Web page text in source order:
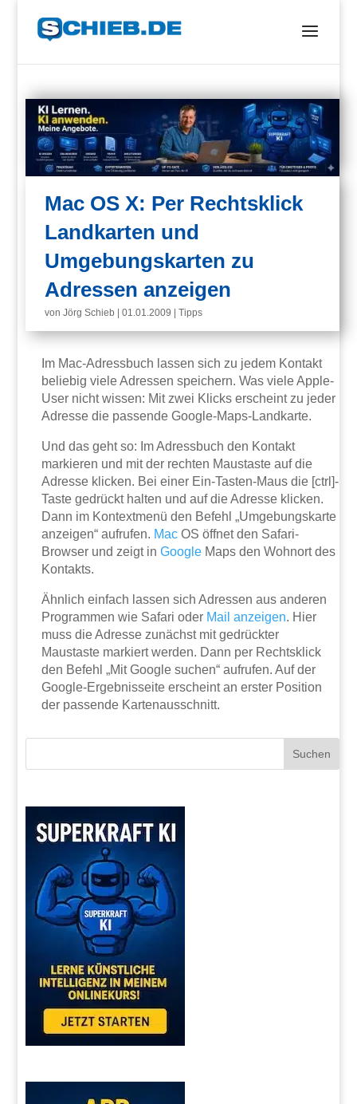
Mac OS X: Per Rechtsklick
Landkarten und
Umgebungskarten zu
Adressen anzeigen
vonJörg Schieb |01.01.2009 |Tipps
Im Mac-Adressbuch lassen sich zu jedem Kontakt
beliebig viele Adressen speichern. Was viele Apple-
User nicht wissen: Mit zwei Klicks erscheint zu jeder
Adresse die passende Google-Maps-Landkarte.
Und das geht so: Im Adressbuch den Kontakt
markieren und mit der rechten Maustaste auf die
Adresse klicken. Bei einer Ein-Tasten-Maus die [ctrl]-
Taste gedrückt halten und auf die Adresse klicken.
Dann im Kontextmenü den Befehl „Umgebungskarte
anzeigen“ aufrufen. Mac OS öffnet den Safari-
Browser und zeigt inGoogle Maps den Wohnort des
Kontakts.
Ähnlich einfach lassen sich Adressen aus anderen
Programmen wie Safari oder Mail anzeigen. Hier
muss die Adresse zunächst mit gedrückter
Maustaste markiert werden. Dann per Rechtsklick
den Befehl „Mit Google suchen“ aufrufen. Auf der
Google-Ergebnisseite erscheint an erster Position
der passende Kartenausschnitt.